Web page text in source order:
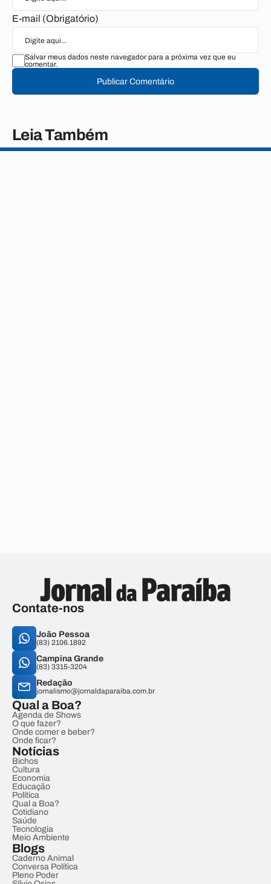
E-mail (Obrigatório)
Salvar meus dados neste navegador para a próxima vez que eu
comentar.
Publicar Comentário
Leia Também
Contate-nos
João Pessoa
(83) 2106.1892
Campina Grande
(83) 3315-3204
Redação
jornalismo@jornaldaparaiba.com.br
Qual a Boa?
Agenda de Shows
O que fazer?
Onde comer e beber?
Onde ficar?
Notícias
Bichos
Cultura
Economia
Educação
Política
Qual a Boa?
Cotidiano
Saúde
Tecnologia
Meio Ambiente
Blogs
Caderno Animal
Conversa Política
Pleno Poder